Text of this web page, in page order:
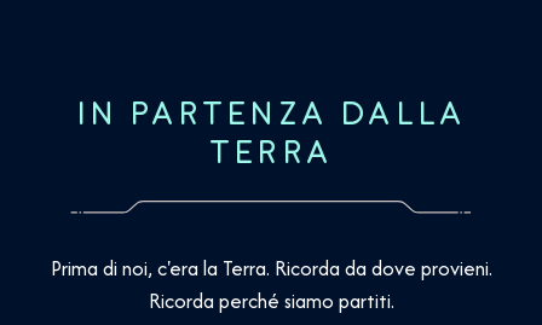
IN PARTENZA DALLA
TERRA
Prima di noi, c'era la Terra. Ricorda da dove provieni.
Ricorda perché siamo partiti.